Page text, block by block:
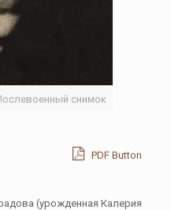
снимок
PDF Button
(урожденная Калерия